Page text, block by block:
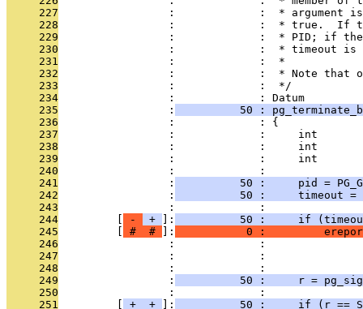
     227
:             :  * argument
     228
:             :  * true.  If
     229
:             :  * PID; if
     230
:             :  * timeout
     231
                 :             :  *
     232
:             :  * Note that
     233
                 :             :  */
     234
                 :             : Datum
     235
                 :
50 :
     236
                 :             : {
     237
:             :     int
     238
:             :     int
     239
:             :     int
     240
                 :             :
     241
                 :
50 :     pid =
     242
                 :
50 :     timeout =
     243
                 :             :
     244
- + ]:
50 :     if
     245
# # ]:
0 :
     246
:             :
     247
:             :
     248
                 :             :
     249
                 :
50 :     r =
     250
                 :             :
     251
+ + ]:
50 :     if (r ==